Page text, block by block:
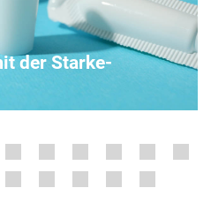
der Starke-